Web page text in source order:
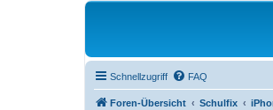
Schnellzugriff FAQ
Foren-Übersicht Schulfix